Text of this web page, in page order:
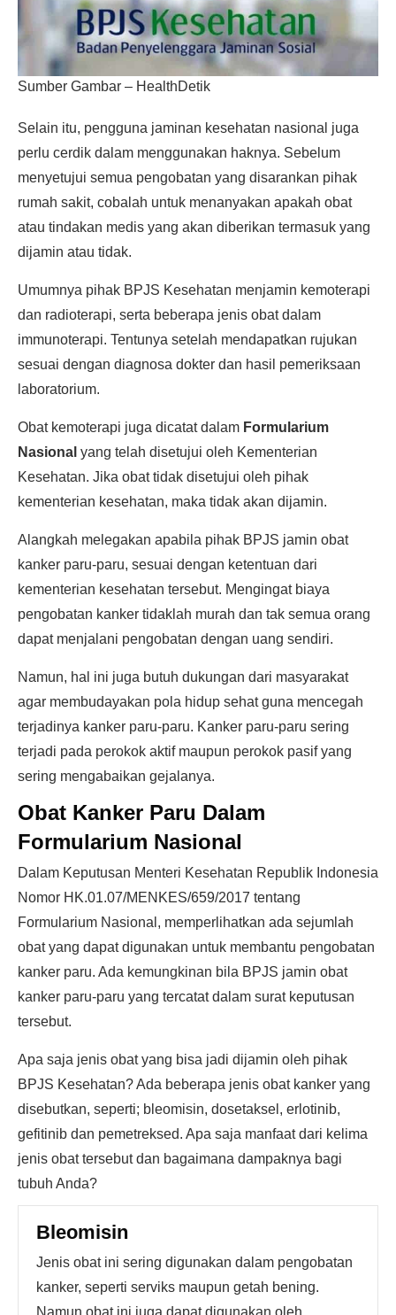
Sumber Gambar – HealthDetik
Selain itu, pengguna jaminan kesehatan nasional juga
perlu cerdik dalam menggunakan haknya. Sebelum
menyetujui semua pengobatan yang disarankan pihak
rumah sakit, cobalah untuk menanyakan apakah obat
atau tindakan medis yang akan diberikan termasuk yang
dijamin atau tidak.
Umumnya pihak BPJS Kesehatan menjamin kemoterapi
dan radioterapi, serta beberapa jenis obat dalam
immunoterapi. Tentunya setelah mendapatkan rujukan
sesuai dengan diagnosa dokter dan hasil pemeriksaan
laboratorium.
Obat kemoterapi juga dicatat dalam Formularium
Nasional yang telah disetujui oleh Kementerian
Kesehatan. Jika obat tidak disetujui oleh pihak
kementerian kesehatan, maka tidak akan dijamin.
Alangkah melegakan apabila pihak BPJS jamin obat
kanker paru-paru, sesuai dengan ketentuan dari
kementerian kesehatan tersebut. Mengingat biaya
pengobatan kanker tidaklah murah dan tak semua orang
dapat menjalani pengobatan dengan uang sendiri.
Namun, hal ini juga butuh dukungan dari masyarakat
agar membudayakan pola hidup sehat guna mencegah
terjadinya kanker paru-paru. Kanker paru-paru sering
terjadi pada perokok aktif maupun perokok pasif yang
sering mengabaikan gejalanya.
Obat Kanker Paru Dalam
Formularium Nasional
Dalam Keputusan Menteri Kesehatan Republik Indonesia
Nomor HK.01.07/MENKES/659/2017 tentang
Formularium Nasional, memperlihatkan ada sejumlah
obat yang dapat digunakan untuk membantu pengobatan
kanker paru. Ada kemungkinan bila BPJS jamin obat
kanker paru-paru yang tercatat dalam surat keputusan
tersebut.
Apa saja jenis obat yang bisa jadi dijamin oleh pihak
BPJS Kesehatan? Ada beberapa jenis obat kanker yang
disebutkan, seperti; bleomisin, dosetaksel, erlotinib,
gefitinib dan pemetreksed. Apa saja manfaat dari kelima
jenis obat tersebut dan bagaimana dampaknya bagi
tubuh Anda?
Bleomisin
Jenis obat ini sering digunakan dalam pengobatan
kanker, seperti serviks maupun getah bening.
Namun obat ini juga dapat digunakan oleh